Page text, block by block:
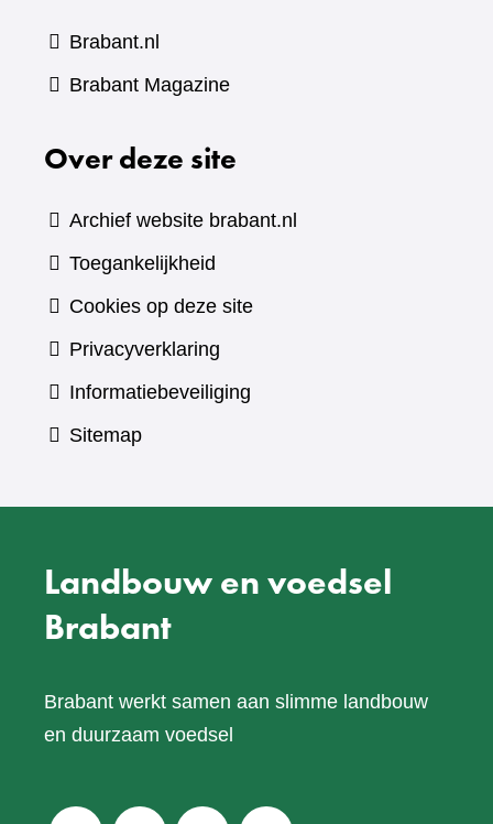
Brabant.nl
Brabant Magazine(verwijst
een
website)
Over deze site
Archief website brabant.nl
Toegankelijkheid
Cookies op deze site
Privacyverklaring
Informatiebeveiliging
Sitemap
Landbouw en voedsel
Brabant
Brabant werkt samen aan slimme landbouw
en duurzaam voedsel